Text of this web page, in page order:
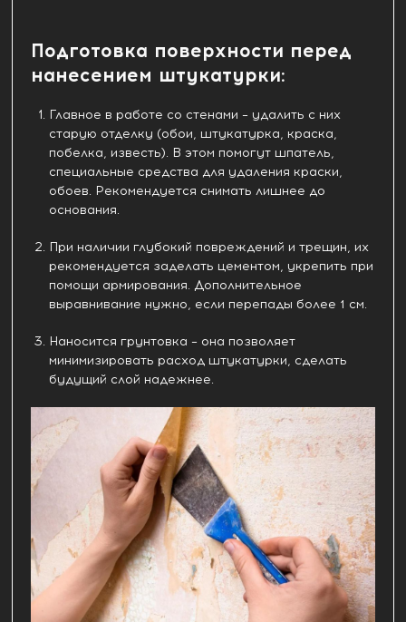
Подготовка поверхности перед
нанесением штукатурки:
Главное в работе со стенами – удалить с них
старую отделку (обои, штукатурка, краска,
побелка, известь). В этом помогут шпатель,
специальные средства для удаления краски,
обоев. Рекомендуется снимать лишнее до
основания.
При наличии глубокий повреждений и трещин, их
рекомендуется заделать цементом, укрепить при
помощи армирования. Дополнительное
выравнивание нужно, если перепады более 1 см.
Наносится грунтовка – она позволяет
минимизировать расход штукатурки, сделать
будущий слой надежнее.